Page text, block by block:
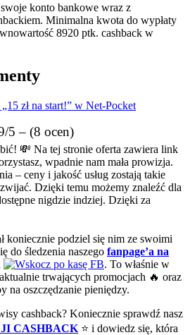
konto bankowe wraz z
Minimalna kwota do wypłaty
8920 ptk. cashback w
zł na start!” w Net-Pocket
5 – (8 ocen)
💸 Na tej stronie oferta zawiera link
wpadnie nam mała prowizja.
– ceny i jakość usług zostają takie
Dzięki temu możemy znaleźć dla
nigdzie indziej. Dzięki za
koniecznie podziel się nim ze swoimi
do śledzenia naszego fanpage’a na
. To właśnie w
trwających promocjach 🔥 oraz
na oszczędzanie pieniędzy.
cashback? Koniecznie sprawdź nasz
CASHBACK ⭐ i dowiedz się, która